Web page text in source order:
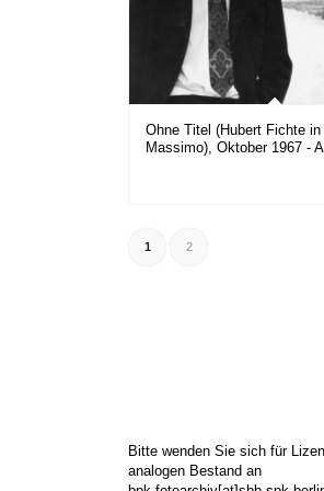
Ohne Titel (Hubert Fichte
Massimo), Oktober 1967 -
1 2
Bitte wenden Sie sich für
analogen Bestand an